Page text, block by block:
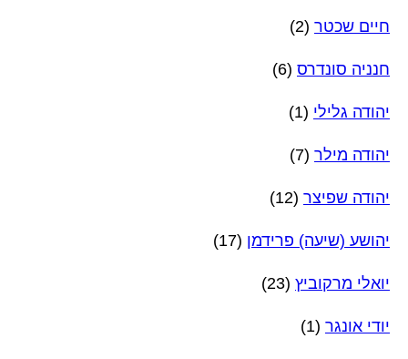
חיים שכטר (2)
חנניה סונדרס (6)
יהודה גלילי (1)
יהודה מילר (7)
יהודה שפיצר (12)
יהושע (שיעה) פרידמן (17)
יואלי מרקוביץ (23)
יודי אונגר (1)